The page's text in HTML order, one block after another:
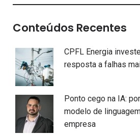
Conteúdos Recentes
CPFL Energia
resposta a falhas
Ponto cego na IA:
modelo de
empresa